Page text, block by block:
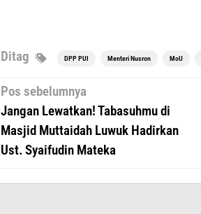
Ditag DPP PUI Menteri Nusron MoU
Navigasi
pos
Pos sebelumnya
Jangan Lewatkan! Tabasuhmu di
Masjid Muttaidah Luwuk Hadirkan
Ust. Syaifudin Mateka